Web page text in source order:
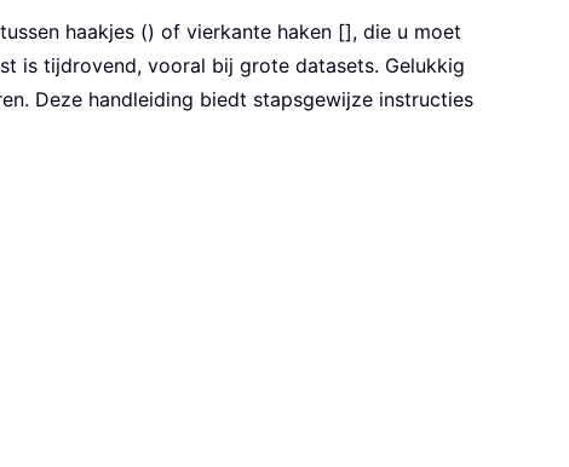
haakjes () of vierkante haken [], die u moet
is tijdrovend, vooral bij grote datasets. Gelukkig
Deze handleiding biedt stapsgewijze instructies